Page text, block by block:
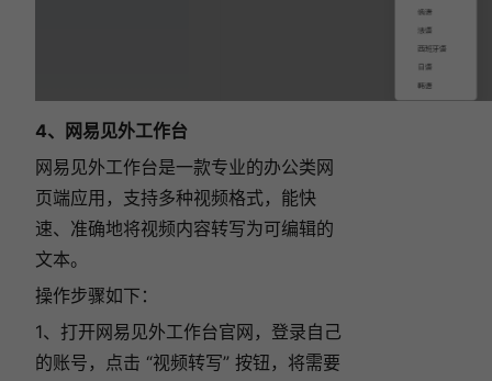
4、网易见外工作台
网易见外工作台是一款专业的办公类网
页端应用，支持多种视频格式，能快
速、准确地将视频内容转写为可编辑的
文本。
操作步骤如下：
1、打开网易见外工作台官网，登录自己
的账号，点击 “视频转写” 按钮，将需要